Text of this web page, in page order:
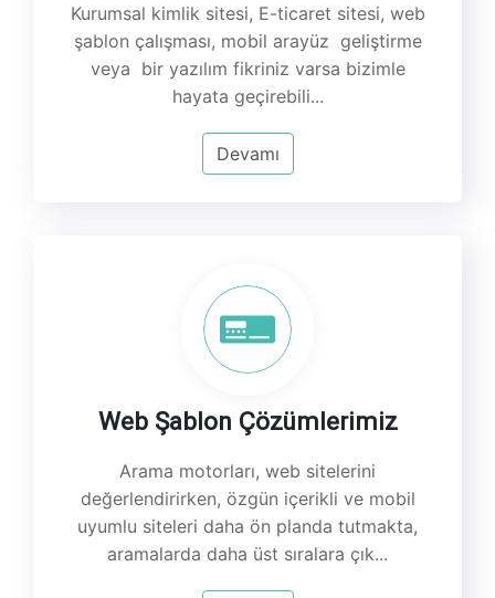
Kurumsal kimlik sitesi, E-ticaret sitesi, web
şablon çalışması, mobil arayüz geliştirme
veya bir yazılım fikriniz varsa bizimle
hayata geçirebili...
Devamı
Web Şablon Çözümlerimiz
Arama motorları, web sitelerini
değerlendirirken, özgün içerikli ve mobil
uyumlu siteleri daha ön planda tutmakta,
aramalarda daha üst sıralara çık...